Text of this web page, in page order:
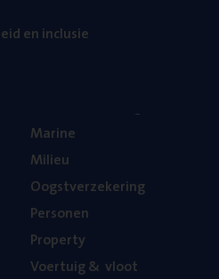
en inclusie
Mari­ne
Mili­eu
Oogst­ver­ze­ke­ring
Per­so­nen
Pro­per­ty
Voer­tuig& vloot